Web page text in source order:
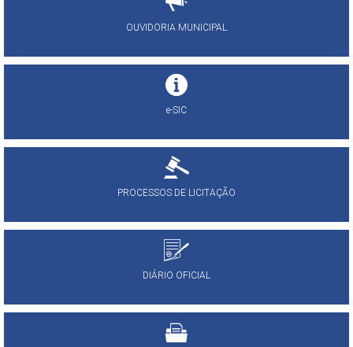
OUVIDORIA MUNICIPAL
e-SIC
PROCESSOS DE LICITAÇÃO
DIÁRIO OFICIAL